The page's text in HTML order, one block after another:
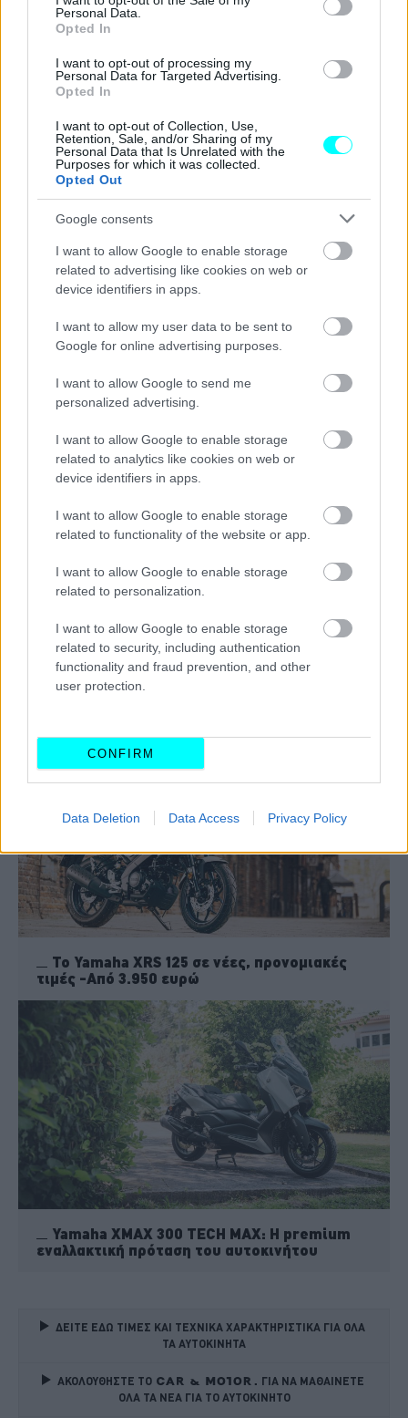
Personal Data.
Opted In
I want to opt-out of processing my
Personal Data for Targeted Advertising.
Opted In
I want to opt-out of Collection, Use,
Retention, Sale, and/or Sharing of my
Personal Data that Is Unrelated with the
Purposes for which it was collected.
Opted Out
Google consents
I want to allow Google to enable storage
related to advertising like cookies on web or
device identifiers in apps.
I want to allow my user data to be sent to
Google for online advertising purposes.
I want to allow Google to send me
personalized advertising.
I want to allow Google to enable storage
related to analytics like cookies on web or
device identifiers in apps.
I want to allow Google to enable storage
related to functionality of the website or app.
I want to allow Google to enable storage
related to personalization.
I want to allow Google to enable storage
related to security, including authentication
functionality and fraud prevention, and other
user protection.
CONFIRM
Data Deletion Data Access Privacy Policy
ηλεκτρικά ρυθμιζόμενο ανεμοθώρακα
φινίρισμα και την προσεγμένη σχεδίαση του
μοντέλου.
Το Yamaha XMAX 300 κινείται χάρη στον ισχυρό και
αποδοτικό κινητήραBlue Core 300 κ.εκ.
εξασφαλίζειαυξημένη ισχύ με μειωμένηκατανάλωση
ενώ η εργονομία του ενισχύεται περαιτέρω, με το
χώρο
αποθήκευσης κάτω από τη σέλα να χωρά 2 κράνη
full-face.
Κλείστε το ραντεβού σας μέσω του συνδέσμου:
https://www.yamaha-
motor.eu/gr/el/news/2025/xmax-your-ride/
Η ηλεκτρική μοτοσικλέτα της Yamaha
To Yamaha XRS 125 σε νέες, προνομιακές
τιμές -Από 3.950 ευρώ
Yamaha XMAX 300 TECH MAX: Η premium
εναλλακτική πρόταση του αυτοκινήτου
ΔΕΙΤΕ ΕΔΩ ΤΙΜΕΣ ΚΑΙ ΤΕΧΝΙΚΑ ΧΑΡΑΚΤΗΡΙΣΤΙΚΑ ΓΙΑ ΟΛΑ
ΤΑ ΑΥΤΟΚΙΝΗΤΑ
ΑΚΟΛΟΥΘΗΣΤΕ ΤΟ
ΓΙΑ ΝΑ ΜΑΘΑΙΝΕΤΕ
ΟΛΑ ΤΑ ΝΕΑ ΓΙΑ ΤΟ ΑΥΤΟΚΙΝΗΤΟ